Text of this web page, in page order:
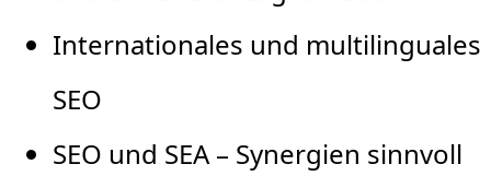
Internationales und multilinguales
SEO
SEO und SEA – Synergien sinnvoll